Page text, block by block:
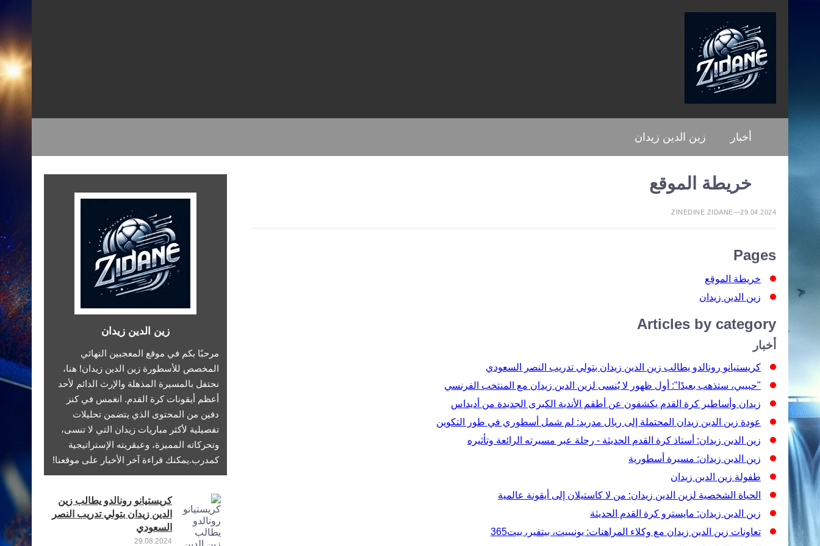
أخبار زين الدين زيدان
خريطة الموقع
ZINEDINE ZIDANE—29.04.2024
Pages
خريطة الموقع
زين الدين زيدان
Articles by category
أخبار
كريستيانو رونالدو يطالب زين الدين زيدان بتولي تدريب النصر السعودي
"حبيبي، ستذهب بعيدًا": أول ظهور لا يُنسى لزين الدين زيدان مع المنتخب الفرنسي
زيدان وأساطير كرة القدم يكشفون عن أطقم الأندية الكبرى الجديدة من أديداس
عودة زين الدين زيدان المحتملة إلى ريال مدريد: لم شمل أسطوري في طور التكوين
زين الدين زيدان: أستاذ كرة القدم الحديثة - رحلة عبر مسيرته الرائعة وتأثيره
زين الدين زيدان: مسيرة أسطورية
طفولة زين الدين زيدان
الحياة الشخصية لزين الدين زيدان: من لا كاستيلان إلى أيقونة عالمية
زين الدين زيدان: مايسترو كرة القدم الحديثة
تعاونات زين الدين زيدان مع وكلاء المراهنات: يونيبيت، بيتفير، بيت365
زين الدين زيدان
مرحبًا بكم في موقع المعجبين النهائي
المخصص للأسطورة زين الدين زيدان! هنا،
نحتفل بالمسيرة المذهلة والإرث الدائم لأحد
أعظم أيقونات كرة القدم. انغمس في كنز
دفين من المحتوى الذي يتضمن تحليلات
تفصيلية لأكثر مباريات زيدان التي لا تنسى،
وتحركاته المميزة، وعبقريته الإستراتيجية
كمدرب.يمكنك قراءة آخر الأخبار على موقعنا!
كريستيانو رونالدو يطالب زين
الدين زيدان بتولي تدريب النصر
السعودي
29.08.2024